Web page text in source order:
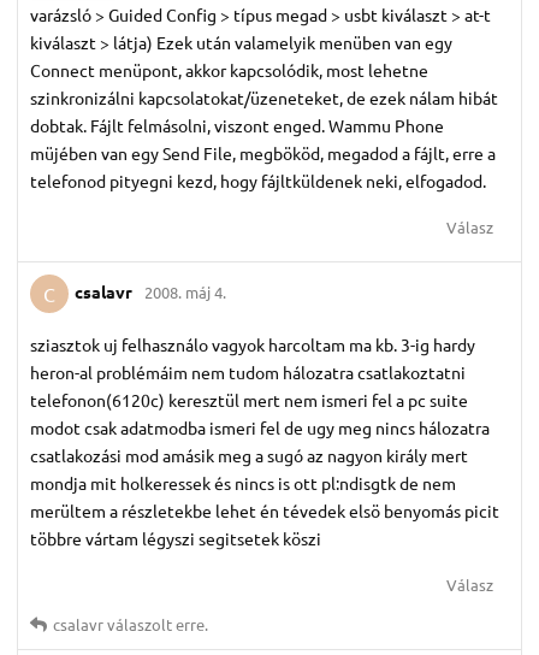
varázsló > Guided Config > típus megad > usbt kiválaszt > at-t
kiválaszt > látja) Ezek után valamelyik menüben van egy
Connect menüpont, akkor kapcsolódik, most lehetne
szinkronizálni kapcsolatokat/üzeneteket, de ezek nálam hibát
dobtak. Fájlt felmásolni, viszont enged. Wammu Phone
müjében van egy Send File, megbököd, megadod a fájlt, erre a
telefonod pityegni kezd, hogy fájltküldenek neki, elfogadod.
Válasz
C csalavr 2008. máj 4.
sziasztok uj felhasználo vagyok harcoltam ma kb. 3-ig hardy
heron-al problémáim nem tudom hálozatra csatlakoztatni
telefonon(6120c) keresztül mert nem ismeri fel a pc suite
modot csak adatmodba ismeri fel de ugy meg nincs hálozatra
csatlakozási mod amásik meg a sugó az nagyon király mert
mondja mit holkeressek és nincs is ott pl:ndisgtk de nem
merültem a részletekbe lehet én tévedek elsö benyomás picit
többre vártam légyszi segitsetek köszi
Válasz
csalavrválaszolt erre.